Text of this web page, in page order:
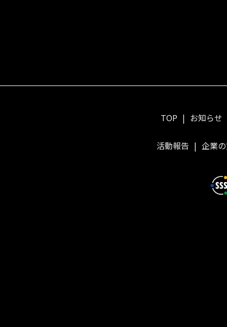
TOP お知らせ
活動報告 企業